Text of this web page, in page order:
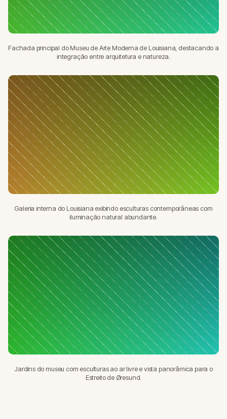
Fachada principal do Museu de Arte Moderna de Louisiana, destacando a
integração entre arquitetura e natureza.
Galeria interna do Louisiana exibindo esculturas contemporâneas com
iluminação natural abundante.
Jardins do museu com esculturas ao ar livre e vista panorâmica para o
Estreito de Øresund.